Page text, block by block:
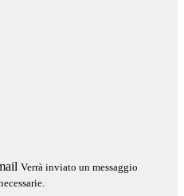
Verrà inviato un messaggio